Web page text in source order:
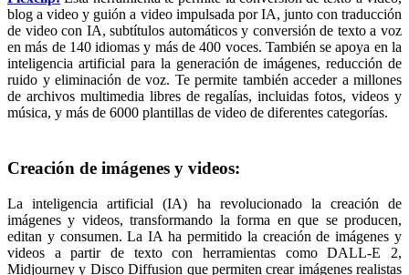
blog a video y guión a video impulsada por IA, junto con traducción
de video con IA, subtítulos automáticos y conversión de texto a voz
en más de 140 idiomas y más de 400 voces. También se apoya en la
inteligencia artificial para la generación de imágenes, reducción de
ruido y eliminación de voz. Te permite también acceder a millones
de archivos multimedia libres de regalías, incluidas fotos, videos y
música, y más de 6000 plantillas de video de diferentes categorías.
Creación de imágenes y videos:
La inteligencia artificial (IA) ha revolucionado la creación de
imágenes y videos, transformando la forma en que se producen,
editan y consumen. La IA ha permitido la creación de imágenes y
videos a partir de texto con herramientas como DALL-E 2,
Midjourney y Disco Diffusion que permiten crear imágenes realistas